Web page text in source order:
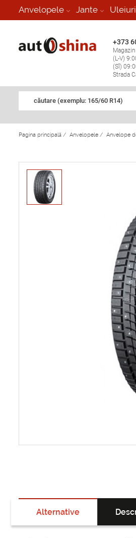
Anvelopele Jante
+373
(L-V)
(Sî)
Strada
căutare (exemplu: 165/60 R14)
Pagina principală / Anvelopele / Anvelope
Alternative